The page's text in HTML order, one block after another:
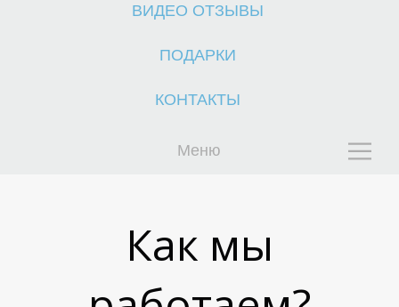
ВИДЕО ОТЗЫВЫ
ПОДАРКИ
КОНТАКТЫ
Меню
Как мы